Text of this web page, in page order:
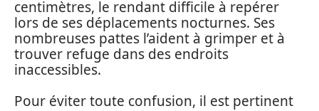
centimètres, le rendant difficile à repérer
lors de ses déplacements nocturnes. Ses
nombreuses pattes l’aident à grimper et à
trouver refuge dans des endroits
inaccessibles.
Pour éviter toute confusion, il est pertinent